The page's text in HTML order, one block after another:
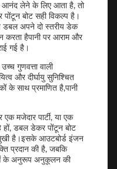
आनंद लेने के लिए आता है, तो
बोट सही विकल्प है।
डबल अपने दो स्तरीय डेक
करता हैपानी पर आराम और
गई है।
गुणवत्ता वाली
और दीर्घायु सुनिश्चित
साथ प्रमाणित है,पानी
मजेदार पार्टी, या एक
डबल डेकर पोंटून बोट
है।इसके आउटबोर्ड इंजन
प्रदान की है, जबकि
के अनुरूप अनुकूलन की